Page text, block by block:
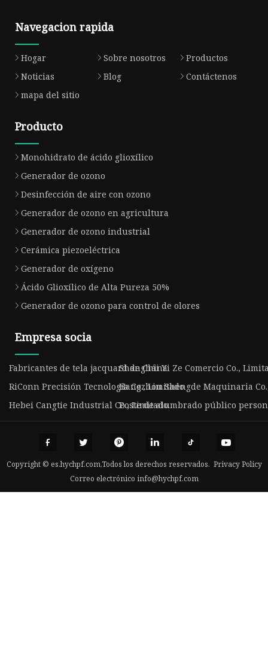
Navegacion rapida
Hogar Sobre nosotros
Productos
Noticias
Blog
Contáctenos
mapa del sitio
Producto
Monohidrato de ácido glioxílico
Generador de ozono
Desinfección de aire con ozono
Generador de ozono en agricultura
Generador de ozono industrial
Cerámica piezoeléctrica
Generador de oxígeno
Ácido Glioxílico de Alta Pureza 50%
Generador de ozono para control de olores
Empresa socia
Fabricantes de tela jacquard de ChinaShanghái Yi Ze Comercio Co.,
RiConn Precisión Tecnología Co., LimitadoHangzhou Shengde Maquinaria
Hebei Cangtie Industrial Co., Limitado.Poste de alumbrado público
Copyright © es.hychpf.com,Todos los derechos reservados. Privacy Policy
Correo electrónico info@hychpf.com